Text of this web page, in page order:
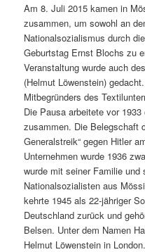
Am 8. Juli 2015 kamen in
zusammen, um sowohl an
Nationalsozialismus durch
Geburtstag Ernst Blochs zu
Veranstaltung wurde auch
(Helmut Löwenstein)
Mitbegründers des
Die Pausa arbeitete vor
zusammen. Die Belegschaft
Generalstreik“ gegen Hitler
Unternehmen wurde 1936
wurde mit seiner Familie und
Nationalsozialisten aus
kehrte 1945 als 22-jähriger
Deutschland zurück und
Belsen. Unter dem Namen
Helmut Löwenstein in London.